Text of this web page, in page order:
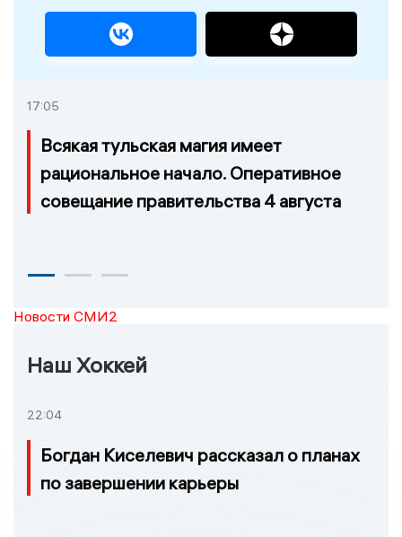
17:05
Всякая тульская магия имеет
рациональное начало. Оперативное
совещание правительства 4 августа
Новости СМИ2
Наш Хоккей
22:04
Богдан Киселевич рассказал о планах
по завершении карьеры